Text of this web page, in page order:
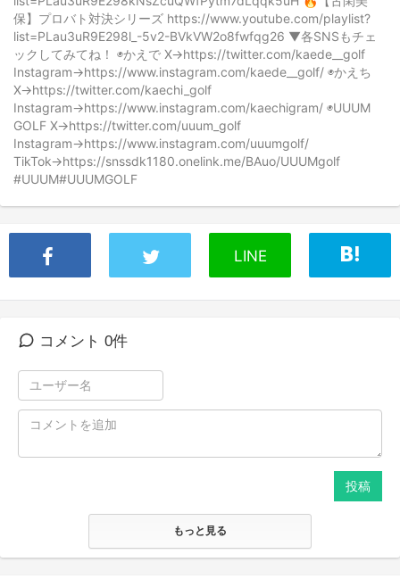
保】プロバト対決シリーズ https://www.youtube.com/playlist?
list=PLau3uR9E298l_-5v2-BVkVW2o8fwfqg26 ▼各SNSもチェ
ックしてみてね！ ◉かえで X→https://twitter.com/kaede__golf
Instagram→https://www.instagram.com/kaede__golf/ ◉かえち
X→https://twitter.com/kaechi_golf
Instagram→https://www.instagram.com/kaechigram/ ◉UUUM
GOLF X→https://twitter.com/uuum_golf
Instagram→https://www.instagram.com/uuumgolf/
TikTok→https://snssdk1180.onelink.me/BAuo/UUUMgolf
#UUUM#UUUMGOLF
LINE
コメント 0件
投稿
もっと見る